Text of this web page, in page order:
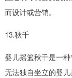
而设计或营销。
13.秋千
婴儿摇篮秋千是一
无法独自坐立的婴